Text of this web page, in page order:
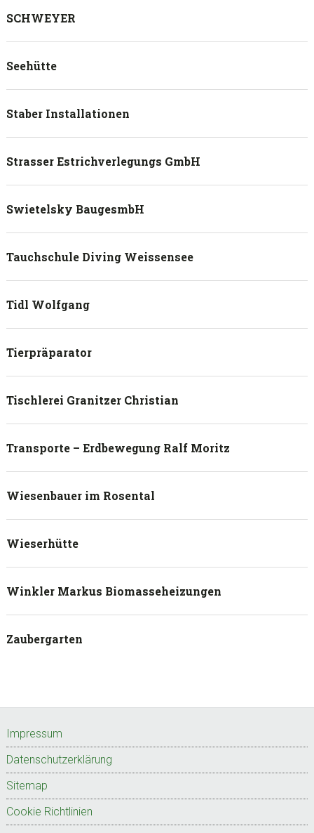
SCHWEYER
Seehütte
Staber Installationen
Strasser Estrichverlegungs GmbH
Swietelsky BaugesmbH
Tauchschule Diving Weissensee
Tidl Wolfgang
Tierpräparator
Tischlerei Granitzer Christian
Transporte – Erdbewegung Ralf Moritz
Wiesenbauer im Rosental
Wieserhütte
Winkler Markus Biomasseheizungen
Zaubergarten
Footer
Impressum
Datenschutzerklärung
Sitemap
Cookie Richtlinien